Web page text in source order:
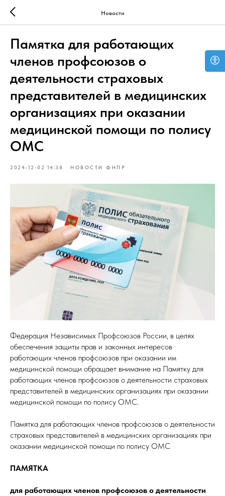
Новости
Памятка для работающих
членов профсоюзов о
деятельности страховых
представителей в медицинских
организациях при оказании
медицинской помощи по полису
ОМС
2024-12-02 14:38 НОВОСТИ ФНПР
Федерация Независимых Профсоюзов России, в целях
обеспечения защиты прав и законных интересов
работающих членов профсоюзов при оказании им
медицинской помощи обращает внимание на Памятку для
работающих членов профсоюзов о деятельности страховых
представителей в медицинских организациях при оказании
медицинской помощи по полису ОМС.
Памятка для работающих членов профсоюзов о деятельности
страховых представителей в медицинских организациях при
оказании медицинской помощи по полису ОМС
ПАМЯТКА
для работающих членов профсоюзов о деятельности